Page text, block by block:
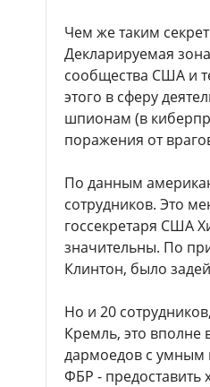
Чем же таким
Декларируемая
сообщества США и
этого в сферу
шпионам (в
поражения от
По данным
сотрудников. Это
госсекретаря США
значительны. По
Клинтон, было
Но и 20
Кремль, это вполне
дармоедов с умным
ФБР - предоставить